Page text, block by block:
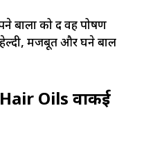
बालों को दें वह पोषण
मजबूत और घने बाल
Oils वाकई